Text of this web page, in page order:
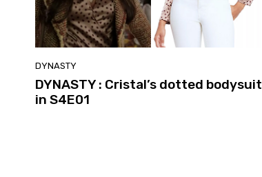
DYNASTY
DYNASTY : Cristal’s dotted bodysuit
in S4E01